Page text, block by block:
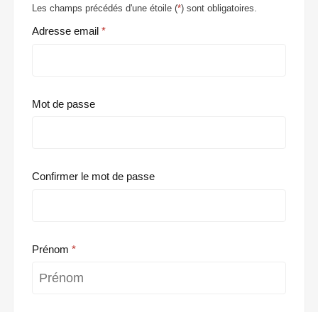
Les champs précédés d'une étoile (*) sont obligatoires.
Adresse email
Mot de passe
Confirmer le mot de passe
Prénom